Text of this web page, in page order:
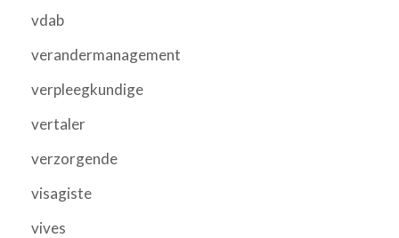
vdab
verandermanagement
verpleegkundige
vertaler
verzorgende
visagiste
vives